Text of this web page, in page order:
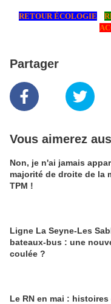
RETOUR ÉCOLOGIE
Partager
Vous aimerez
Non, je n'ai jamais
majorité de droite de la
TPM !
Ligne La Seyne-Les
bateaux-bus : une
coulée ?
Le RN en mai : histoires